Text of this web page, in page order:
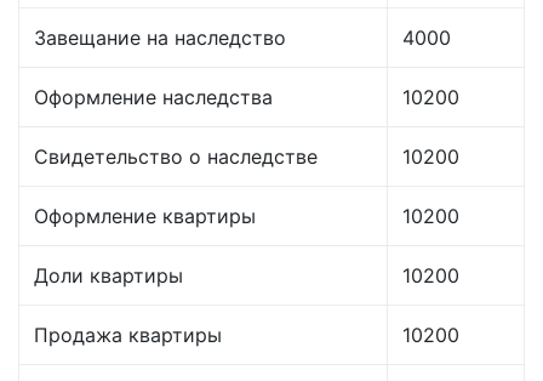
Завещание на наследство 4000
Оформление наследства 10200
Свидетельство о наследстве 10200
Оформление квартиры 10200
Доли квартиры 10200
Продажа квартиры 10200